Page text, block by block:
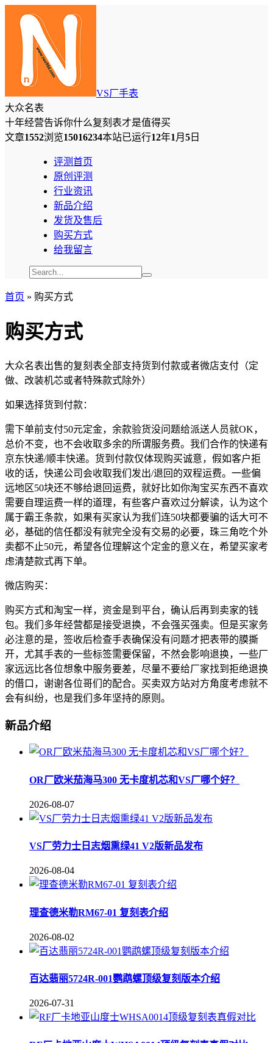
VS厂手表
大众名表
十年经营告诉你什么复刻表才是值得买
文章1552浏览15016234本站已运行12年1 月 5 日
评测首页
原创评测
行业资讯
新品介绍
发货及售后
购买方式
给我留言
首页 » 购买方式
购买方式
大众名表出售的复刻表全部支持货到付款或者微店支付（定
做、改装机芯或者特殊款式除外）
如果选择货到付款：
需下单前支付50元定金，余款验货没问题给派送人员就OK，
总价不变，也不会收取多余的所谓服务费。我们合作的快递有
京东快递/顺丰快递。货到付款仅体现购买诚意，假如客户拒
收的话，快递公司会收取我们发出/退回的双程运费。一些偏
远地区50块还不够给退回运费，就好比如你淘宝买东西不喜欢
需要自理运费一样的道理，有些客户喜欢过分解读，认为这个
属于霸王条款，如果有买家认为我们连50块都要骗的话大可不
必，基础的信任都没有就完全没有交易的必要，珠三角吃个外
卖都不止50元，希望各位理解这个定金的意义在，希望买家考
虑清楚款式再下单。
微店购买：
购买方式和淘宝一样，资金是到平台，确认后再到卖家的钱
包。我们多年经营都是接受退换，不会强买强卖。但是买家务
必注意的是，签收后检查手表确保没有问题才把表带的膜撕
开，尤其手表的一些标签需要保留，不然会影响退换，一些厂
家远远比各位想象中服务要差，尽量不要给厂家找到拒绝退换
的借口，谢谢各位哥们的配合。买卖双方站对方角度考虑就不
会有纠纷，也是我们多年坚持的原则。
新品介绍
OR厂欧米茄海马300 无卡度机芯和VS厂哪个好？
2026-08-07
VS厂劳力士日志烟熏绿41 V2版新品发布
2026-08-04
理查德米勒RM67-01 复刻表介绍
2026-08-02
百达翡丽5724R-001鹦鹉螺顶级复刻版本介绍
2026-07-31